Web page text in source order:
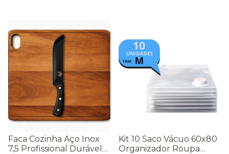
Faca Cozinha Aço Inox
7,5 Profissional Durável
Kit 10 Saco Vácuo 60x80
Organizador Roupa